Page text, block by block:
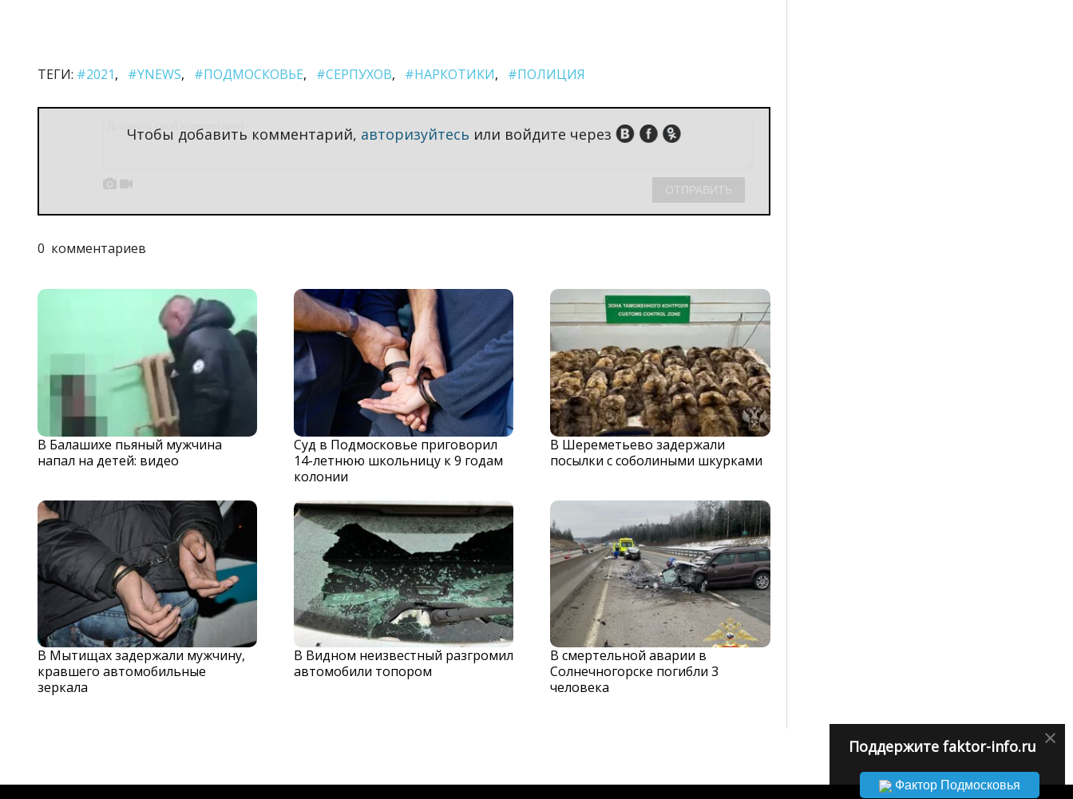
×
Поддержите faktor-info.ru
Фактор Подмосковья
ТЕГИ: #2021 #YNEWS #ПОДМОСКОВЬЕ #СЕРПУХОВ #НАРКОТИКИ #ПОЛИЦИЯ
Чтобы добавить комментарий, авторизуйтесь или войдите через
 
0 комментариев
В Балашихе пьяный мужчина
напал на детей: видео
Суд в Подмосковье приговорил
14-летнюю школьницу к 9 годам
колонии
В Шереметьево задержали
посылки с соболиными шкурками
В Мытищах задержали мужчину,
кравшего автомобильные
зеркала
В Видном неизвестный разгромил
автомобили топором
В смертельной аварии в
Солнечногорске погибли 3
человека